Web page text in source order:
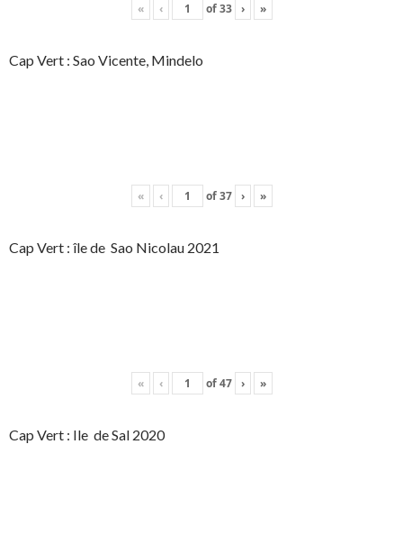
« ‹ of33 › »
Cap Vert : Sao Vicente, Mindelo
« ‹ of37 › »
Cap Vert : île de Sao Nicolau 2021
« ‹ of47 › »
Cap Vert : Ile de Sal 2020